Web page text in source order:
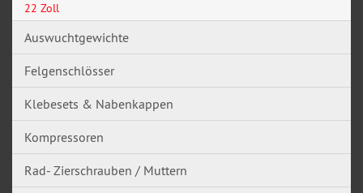
22 Zoll
Auswuchtgewichte
Felgenschlösser
Klebesets & Nabenkappen
Kompressoren
Rad- Zierschrauben / Muttern